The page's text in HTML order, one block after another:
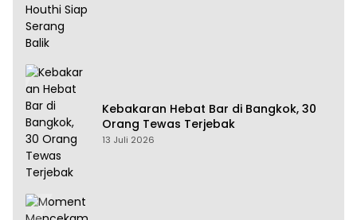
Kebakaran Hebat Bar di Bangkok, 30
Orang Tewas Terjebak
13 Juli 2026